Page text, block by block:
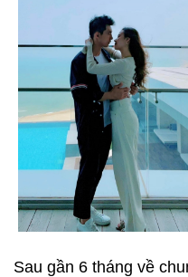
Sau gần 6 tháng về